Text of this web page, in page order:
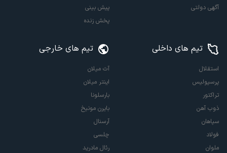
آگهی دولتی
پیش بینی
پخش زنده
تیم های داخلی
استقلال
پرسپولیس
تراکتور
ذوب آهن
سپاهان
فولاد
ملوان
تیم های خارجی
آث میلان
اینتر میلان
بارسلونا
بایرن مونیخ
آرسنال
چلسی
رئال مادرید